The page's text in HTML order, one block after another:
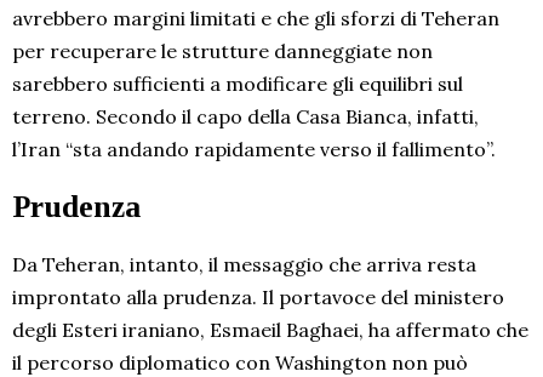
avrebbero margini limitati e che gli sforzi di Teheran
per recuperare le strutture danneggiate non
sarebbero sufficienti a modificare gli equilibri sul
terreno. Secondo il capo della Casa Bianca, infatti,
l’Iran “sta andando rapidamente verso il fallimento”.
Prudenza
Da Teheran, intanto, il messaggio che arriva resta
improntato alla prudenza. Il portavoce del ministero
degli Esteri iraniano, Esmaeil Baghaei, ha affermato che
il percorso diplomatico con Washington non può